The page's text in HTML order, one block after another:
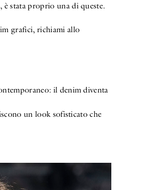
è stata proprio una di queste.
grafici, richiami allo
il denim diventa
un look sofisticato che